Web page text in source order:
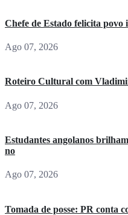
Chefe de Estado felicita povo
Ago 07, 2026
Roteiro Cultural com
Ago 07, 2026
Estudantes angolanos
no
Ago 07, 2026
Tomada de posse: PR conta